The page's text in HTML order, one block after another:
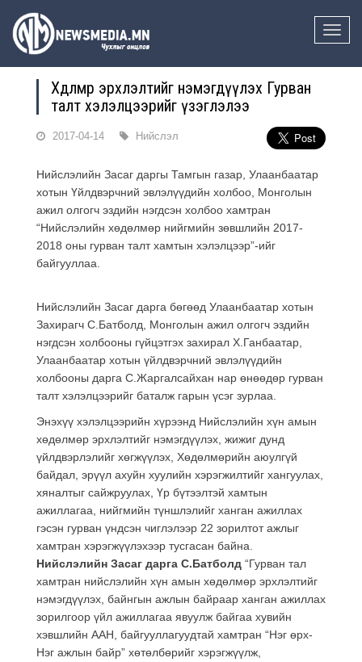
Toggle
Хөдөлмөр эрхлэлтийг нэмэгдүүлэх Гурван
талт хэлэлцээрийг үзэглэлээ
2017-04-14 Нийслэл
Нийслэлийн Засаг даргы Тамгын газар, Улаанбаатар
хотын Үйлдвэрчний эвлэлүүдийн холбоо, Монголын
ажил олгогч эздийн нэгдсэн холбоо хамтран
“Нийслэлийн хөдөлмөр нийгмийн зөвшлийн 2017-
2018 оны гурван талт хамтын хэлэлцээр”-ийг
байгууллаа.
Нийслэлийн Засаг дарга бөгөөд Улаанбаатар хотын
Захирагч С.Батболд, Монголын ажил олгогч эздийн
нэгдсэн холбооны гүйцэтгэх захирал Х.Ганбаатар,
Улаанбаатар хотын үйлдвэрчний эвлэлүүдийн
холбооны дарга С.Жаргалсайхан нар өнөөдөр гурван
талт хэлэлцээрийг баталж гарын үсэг зурлаа.
Энэхүү хэлэлцээрийн хүрээнд Нийслэлийн хүн амын
хөдөлмөр эрхлэлтийг нэмэгдүүлэх, жижиг дунд
үйлдвэрлэлийг хөгжүүлэх, Хөдөлмөрийн аюулгүй
байдал, эрүүл ахуйн хуулийн хэрэгжилтийг хангуулах,
хяналтыг сайжруулах, Үр бүтээлтэй хамтын
ажиллагаа, нийгмийн түншлэлийг ханган ажиллах
гэсэн гурван үндсэн чиглэлээр 22 зорилтот ажлыг
хамтран хэрэгжүүлэхээр тусгасан байна.
Нийслэлийн Засаг дарга С.Батболд “Гурван тал
хамтран нийслэлийн хүн амын хөдөлмөр эрхлэлтийг
нэмэгдүүлэх, байнгын ажлын байраар ханган ажиллах
зорилгоор үйл ажиллагаа явуулж байгаа хувийн
хэвшлийн ААН, байгууллагуудтай хамтран “Нэг өрх-
Нэг ажлын байр” хөтөлбөрийг хэрэгжүүлж,